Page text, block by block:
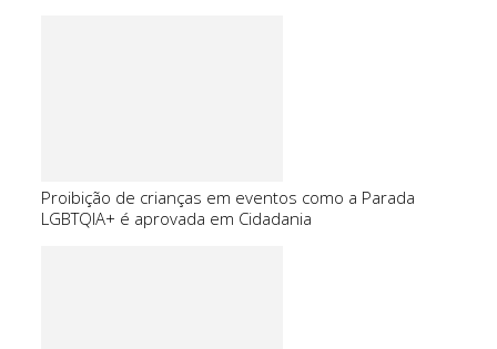
Proibição de crianças em eventos como a Parada
LGBTQIA+ é aprovada em Cidadania